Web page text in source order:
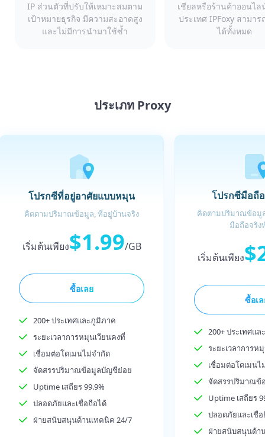
IP ส่วนตัวที่ปรับให้เหมาะสมตาม
เป้าหมายธุรกิจ มีความสะอาดสูง
และไม่มีการนำมาใช้ซ้ำ
เชียลหรือร้านค้าออนไล
ประเทศ IPFoxy สามาร
ได้ทั้งหมด
ประเภท Proxy
โปรกซีที่อยู่อาศัยแบบหมุน
คิดตามปริมาณข้อมูล, ที่อยู่บ้านจริง
เริ่มต้นเพียง$1.99/GB
ซื้อเลย
200+ ประเทศและภูมิภาค
ระยะเวลาการหมุนเวียนคงที่
เชื่อมต่อโดเมนไม่จำกัด
จัดสรรปริมาณข้อมูลบัญชีย่อย
Uptime เสถียร 99.9%
ปลอดภัยและเชื่อถือได้
ฝ่ายสนับสนุนด้านเทคนิค 24/7
โปรกซีมือถื
คิดตามปริมาณข้อมู
มือถือจริง
เริ่มต้นเพียง
ซื้อเ
200+ ประเทศแ
ระยะเวลาการห
เชื่อมต่อโดเมนไ
จัดสรรปริมาณ
Uptime เสถียร
ปลอดภัยและเชื่
ฝ่ายสนับสนุนด้า